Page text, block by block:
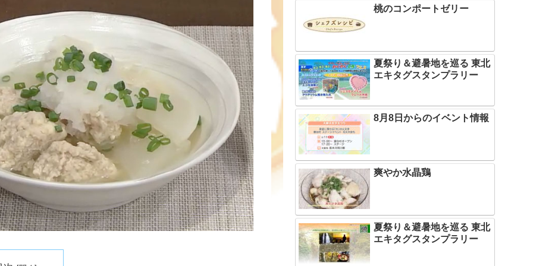
桃のコンポートゼリー
夏祭り＆避暑地を巡る 東北
エキタグスタンプラリー
8月8日からのイベント情報
爽やか水晶鶏
夏祭り＆避暑地を巡る 東北
エキタグスタンプラリー